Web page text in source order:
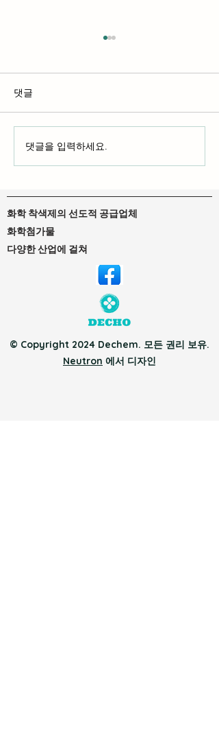
DTF 잉크 및 DTG 잉크: 자
신에게 맞는 잉크 찾기
댓글
댓글을 입력하세요.
화학 착색제의 선도적 공급업체
화학첨가물
다양한 산업에 걸쳐
© Copyright 2024 Dechem. 모든 권리 보유.
Neutron 에서 디자인